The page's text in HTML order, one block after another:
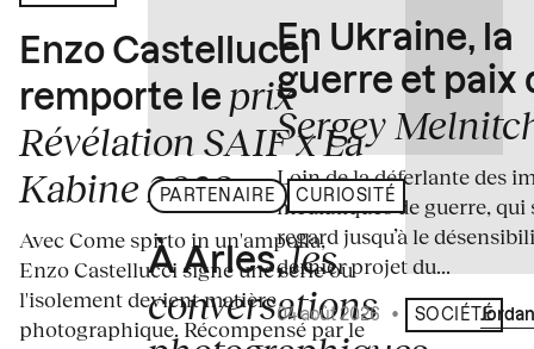
Enzo Castellucci
remporte le prix
Révélation SAIF x La
Kabine 2026
Avec Come spirto in un'ampolla,
Enzo Castellucci signe une série où
l'isolement devient matière
photographique. Récompensé par le
PARTENAIRE CURIOSITÉ
À Arles,les
conversations
En Ukraine, la
guerre et paix
Sergey
Loin de la déferlante des
médiatiques de guerre, qui
regard jusqu’à le
dernier projet du...
04 août 2026 • Écrit par
SOCIÉTÉ